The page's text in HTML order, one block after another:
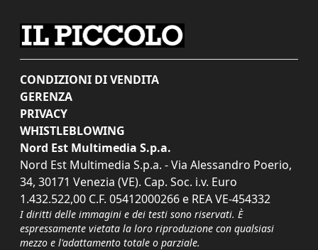
CONDIZIONI DI VENDITA
GERENZA
PRIVACY
WHISTLEBLOWING
Nord Est Multimedia S.p.a.
Nord Est Multimedia S.p.a. - Via Alessandro Poerio,
34, 30171 Venezia (VE). Cap. Soc. i.v. Euro
1.432.522,00 C.F. 05412000266 e REA VE-454332
I diritti delle immagini e dei testi sono riservati. È
espressamente vietata la loro riproduzione con qualsiasi
mezzo e l'adattamento totale o parziale.